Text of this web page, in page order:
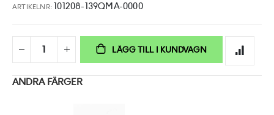
ARTIKELNR 101208-139QMA-0000
LÄGG TILL I KUNDVAGN
ANDRA FÄRGER